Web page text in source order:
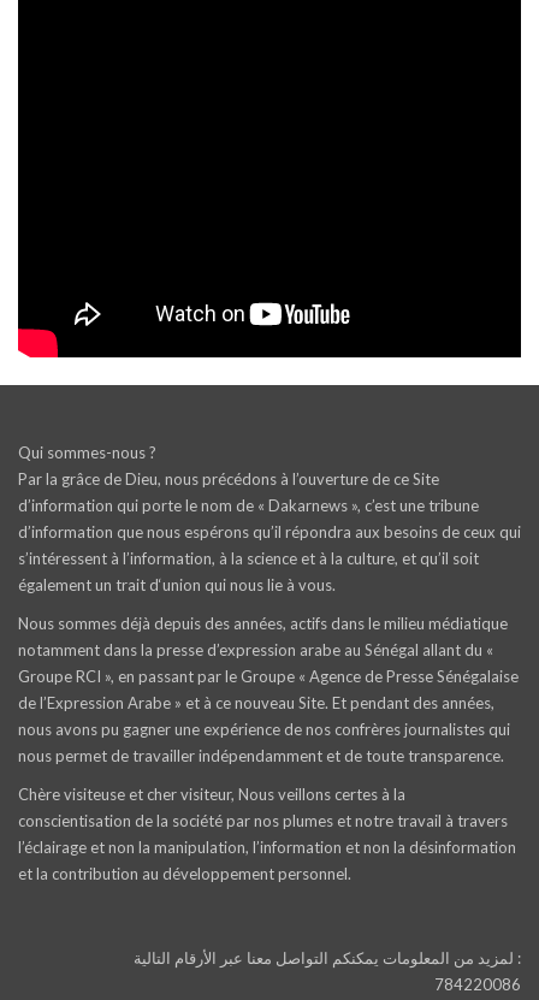
Qui sommes-nous ?
Par la grâce de Dieu, nous précédons à l’ouverture de ce Site
d’information qui porte le nom de « Dakarnews », c’est une tribune
d’information que nous espérons qu’il répondra aux besoins de ceux qui
s’intéressent à l’information, à la science et à la culture, et qu’il soit
également un trait d‘union qui nous lie à vous.
Nous sommes déjà depuis des années, actifs dans le milieu médiatique
notamment dans la presse d’expression arabe au Sénégal allant du «
Groupe RCI », en passant par le Groupe « Agence de Presse Sénégalaise
de l’Expression Arabe » et à ce nouveau Site. Et pendant des années,
nous avons pu gagner une expérience de nos confrères journalistes qui
nous permet de travailler indépendamment et de toute transparence.
Chère visiteuse et cher visiteur, Nous veillons certes à la
conscientisation de la société par nos plumes et notre travail à travers
l’éclairage et non la manipulation, l’information et non la désinformation
et la contribution au développement personnel.
لمزيد من المعلومات يمكنكم التواصل معنا عبر الأرقام التالية :
784220086